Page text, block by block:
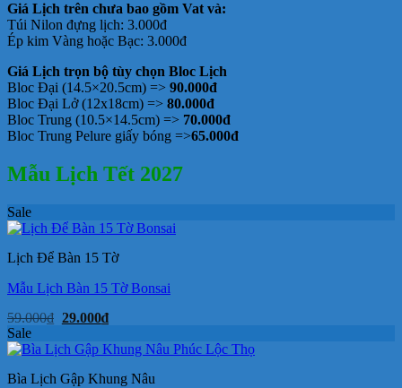
Giá Lịch trên chưa bao gồm Vat và:
Túi Nilon đựng lịch: 3.000đ
Ép kim Vàng hoặc Bạc: 3.000đ
Giá Lịch trọn bộ tùy chọn Bloc Lịch
Bloc Đại (14.5×20.5cm) => 90.000đ
Bloc Đại Lở (12x18cm) => 80.000đ
Bloc Trung (10.5×14.5cm) => 70.000đ
Bloc Trung Pelure giấy bóng =>65.000đ
Mẫu Lịch Tết 2027
Sale
Lịch Để Bàn 15 Tờ
Mẫu Lịch Bàn 15 Tờ Bonsai
59.000₫ Giá
là:
59.000₫.
29.000₫Giá
tại
là:
29.000₫.
Sale
Bìa Lịch Gập Khung Nâu